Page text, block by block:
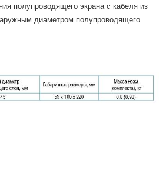
полупроводящего экрана с кабеля из
диаметром полупроводящего